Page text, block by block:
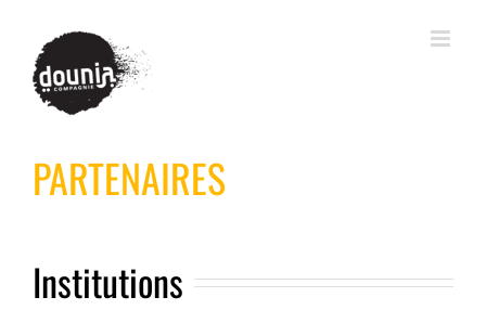
PARTENAIRES
Institutions